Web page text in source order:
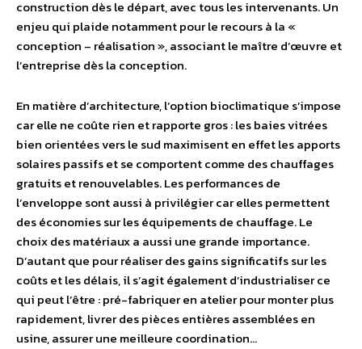
construction dès le départ, avec tous les intervenants. Un
enjeu qui plaide notamment pour le recours à la «
conception – réalisation », associant le maître d’œuvre et
l’entreprise dès la conception.
En matière d’architecture, l’option bioclimatique s’impose
car elle ne coûte rien et rapporte gros : les baies vitrées
bien orientées vers le sud maximisent en effet les apports
solaires passifs et se comportent comme des chauffages
gratuits et renouvelables. Les performances de
l’enveloppe sont aussi à privilégier car elles permettent
des économies sur les équipements de chauffage. Le
choix des matériaux a aussi une grande importance.
D’autant que pour réaliser des gains significatifs sur les
coûts et les délais, il s’agit également d’industrialiser ce
qui peut l’être : pré-fabriquer en atelier pour monter plus
rapidement, livrer des pièces entières assemblées en
usine, assurer une meilleure coordination…